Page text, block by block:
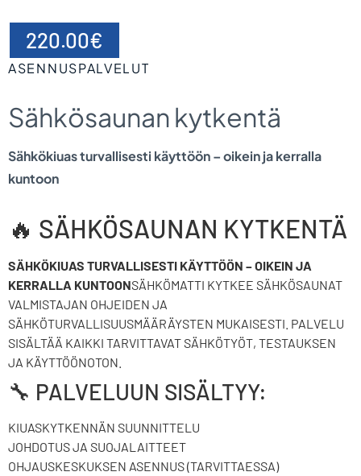
220.00€
ASENNUSPALVELUT
Sähkösaunan kytkentä
Sähkökiuas turvallisesti käyttöön – oikein ja kerralla
kuntoon
🔥 SÄHKÖSAUNAN KYTKENTÄ
SÄHKÖKIUAS TURVALLISESTI KÄYTTÖÖN – OIKEIN JA
KERRALLA KUNTOONSÄHKÖMATTI KYTKEE SÄHKÖSAUNAT
VALMISTAJAN OHJEIDEN JA
SÄHKÖTURVALLISUUSMÄÄRÄYSTEN MUKAISESTI. PALVELU
SISÄLTÄÄ KAIKKI TARVITTAVAT SÄHKÖTYÖT, TESTAUKSEN
JA KÄYTTÖÖNOTON.
🔧 PALVELUUN SISÄLTYY:
KIUASKYTKENNÄN SUUNNITTELU
JOHDOTUS JA SUOJALAITTEET
OHJAUSKESKUKSEN ASENNUS (TARVITTAESSA)